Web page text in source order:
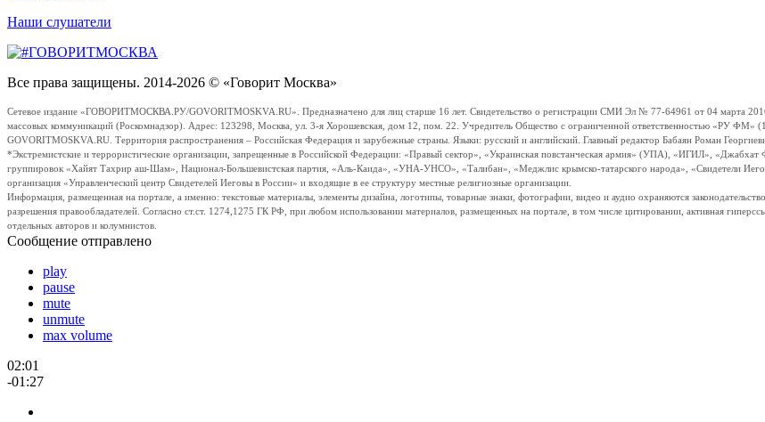
Наши слушатели
Все права защищены. 2014-2026 © «Говорит Москва»
Сетевое издание «ГОВОРИТМОСКВА.РУ/GOVORITMOSKVA.RU». Предназначено для лиц старше 16 лет. Свидетельство о регистрации СМИ Эл № 77-64961 от 04 марта
массовых коммуникаций (Роскомнадзор). Адрес: 123298, Москва, ул. 3-я Хорошевская, дом 12, пом. 22. Учредитель Общество с ограниченной ответственностью «РУ
GOVORITMOSKVA.RU. Территория распространения – Российская Федерация и зарубежные страны. Языки: русский и английский. Главный редактор Бабаян Роман
*Экстремистские и террористические организации, запрещенные в Российской Федерации: «Правый сектор», «Украинская повстанческая армия» (УПА), «ИГИЛ»,
группировок «Хайят Тахрир аш-Шам», Национал-Большевистская партия, «Аль-Каида», «УНА-УНСО», «Талибан», «Меджлис крымско-татарского народа», «Свидетели
организация «Управленческий центр Свидетелей Иеговы в России» и входящие в ее структуру местные религиозные организации.
Информация, размещенная на портале, а именно: текстовые материалы, элементы дизайна, логотипы, товарные знаки, фотографии, видео и аудио охраняются
разрешения правообладателей. Согласно ст.ст. 1274,1275 ГК РФ, при любом использовании материалов, размещенных на портале, в том числе цитировании, активная
отдельных авторов и колумнистов.
Сообщение отправлено
play
pause
mute
unmute
max volume
02:01
-01:27